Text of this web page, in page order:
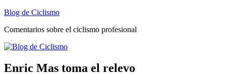
Blog de Ciclismo
Comentarios sobre el ciclismo profesional
Enric Mas toma el relevo